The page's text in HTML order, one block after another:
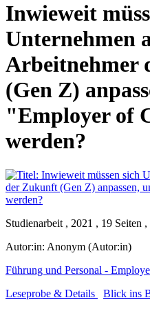
Inwieweit
Unternehmen
Arbeitnehmer
(Gen Z)
"Employer of
werden?
Studienarbeit , 2021 , 19 Seiten
Autor:in: Anonym (Autor:in)
Führung und Personal -
Leseprobe & Details
Blick ins